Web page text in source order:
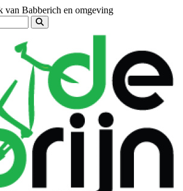
van Babberich en omgeving